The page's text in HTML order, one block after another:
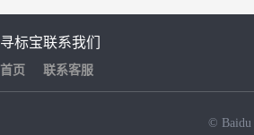
寻标宝
首页
联系我们
联系客服
© Baidu